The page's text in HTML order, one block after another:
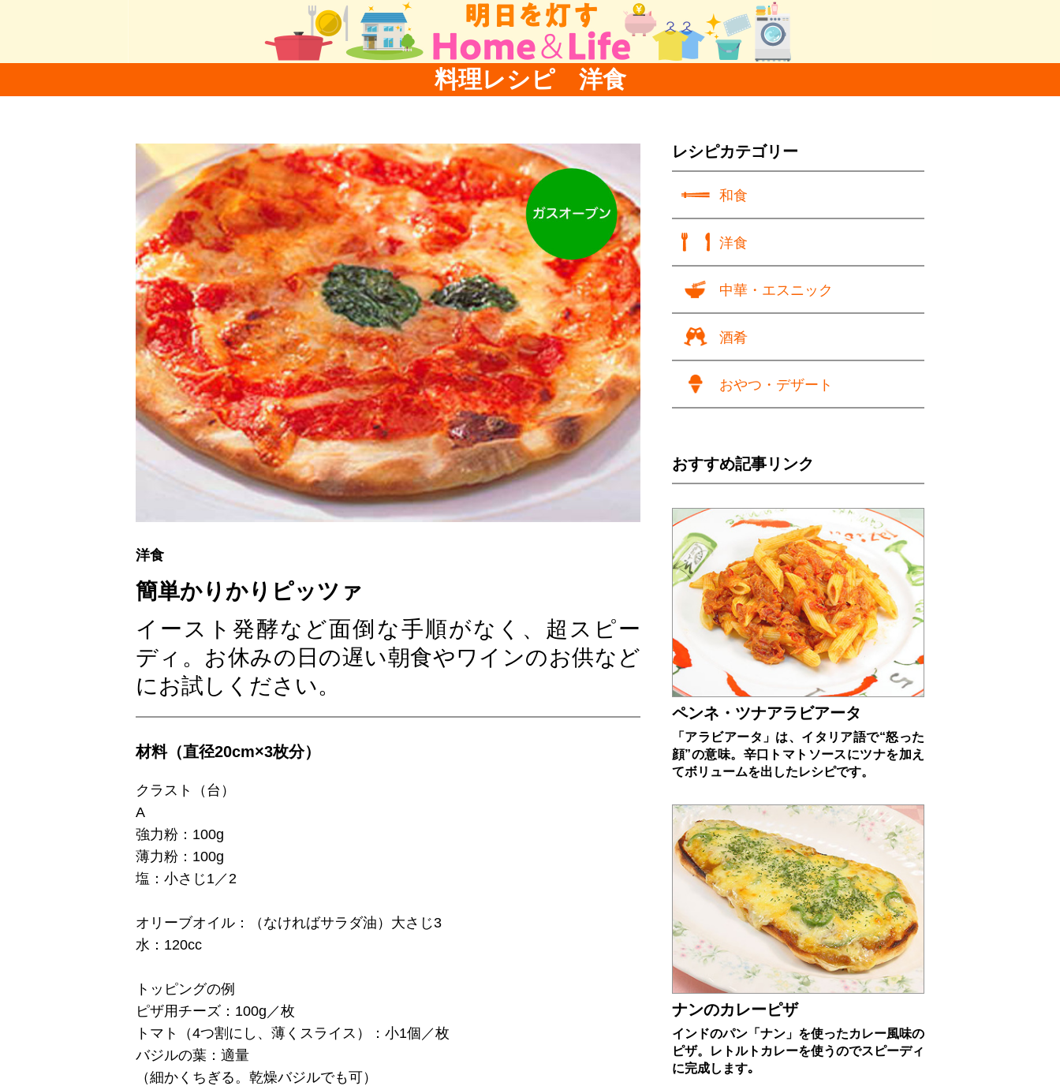
料理レシピ 洋食
レシピカテゴリー
和食
洋食
中華・エスニック
酒肴
おやつ・デザート
おすすめ記事リンク
ペンネ・ツナアラビアータ
「アラビアータ」は、イタリア語で“怒った
顔”の意味。辛口トマトソースにツナを加え
てボリュームを出したレシピです。
ナンのカレーピザ
インドのパン「ナン」を使ったカレー風味の
ピザ。レトルトカレーを使うのでスピーディ
に完成します｡
洋食
簡単かりかりピッツァ
イースト発酵など面倒な手順がなく、超スピー
ディ。お休みの日の遅い朝食やワインのお供など
にお試しください。
材料（直径20cm×3枚分）
クラスト（台）
A
強力粉：100g
薄力粉：100g
塩：小さじ1／2
オリーブオイル：（なければサラダ油）大さじ3
水：120cc
トッピングの例
ピザ用チーズ：100g／枚
トマト（4つ割にし、薄くスライス）：小1個／枚
バジルの葉：適量
（細かくちぎる。乾燥バジルでも可）